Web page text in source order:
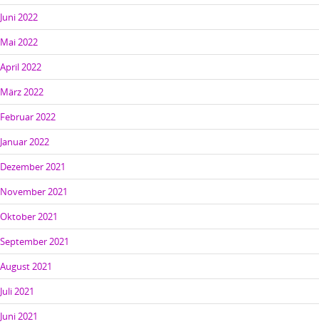
Juni 2022
Mai 2022
April 2022
März 2022
Februar 2022
Januar 2022
Dezember 2021
November 2021
Oktober 2021
September 2021
August 2021
Juli 2021
Juni 2021